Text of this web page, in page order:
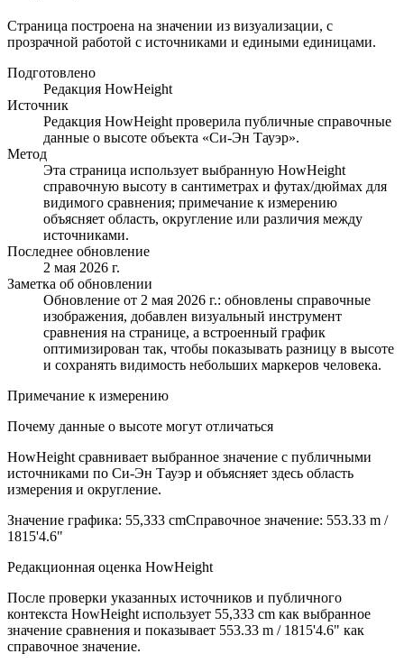
Страница построена на значении из визуализации, с
прозрачной работой с источниками и едиными единицами.
Подготовлено
Редакция HowHeight
Источник
Редакция HowHeight проверила публичные справочные
данные о высоте объекта «Си-Эн Тауэр».
Метод
Эта страница использует выбранную HowHeight
справочную высоту в сантиметрах и футах/дюймах для
видимого сравнения; примечание к измерению
объясняет область, округление или различия между
источниками.
Последнее обновление
2 мая 2026 г.
Заметка об обновлении
Обновление от 2 мая 2026 г.: обновлены справочные
изображения, добавлен визуальный инструмент
сравнения на странице, а встроенный график
оптимизирован так, чтобы показывать разницу в высоте
и сохранять видимость небольших маркеров человека.
Примечание к измерению
Почему данные о высоте могут отличаться
HowHeight сравнивает выбранное значение с публичными
источниками по Си-Эн Тауэр и объясняет здесь область
измерения и округление.
Значение графика: 55,333 cmСправочное значение: 553.33 m /
1815'4.6"
Редакционная оценка HowHeight
После проверки указанных источников и публичного
контекста HowHeight использует ⁦55,333 cm⁩ как выбранное
значение сравнения и показывает ⁦553.33 m / 1815'4.6"⁩ как
справочное значение.